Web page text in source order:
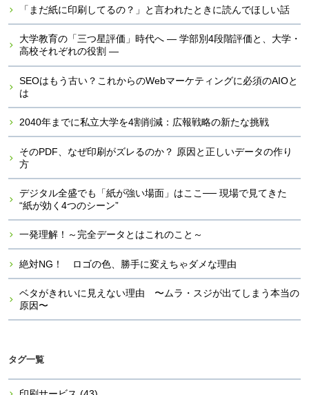
「まだ紙に印刷してるの？」と言われたときに読んでほしい話
大学教育の「三つ星評価」時代へ ― 学部別4段階評価と、大学・
高校それぞれの役割 ―
SEOはもう古い？これからのWebマーケティングに必須のAIOと
は
2040年までに私立大学を4割削減：広報戦略の新たな挑戦
そのPDF、なぜ印刷がズレるのか？ 原因と正しいデータの作り
方
デジタル全盛でも「紙が強い場面」はここ── 現場で見てきた
“紙が効く4つのシーン”
一発理解！～完全データとはこれのこと～
絶対NG！ ロゴの色、勝手に変えちゃダメな理由
ベタがきれいに見えない理由 〜ムラ・スジが出てしまう本当の
原因〜
タグ一覧